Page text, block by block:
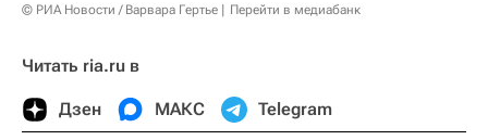
© РИА Новости / Варвара Гертье Перейти в медиабанк
Читать ria.ru в
Дзен МАКС Telegram